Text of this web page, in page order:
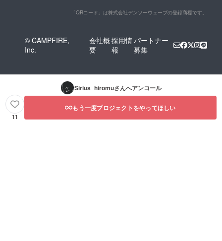
「QRコード」は株式会社デンソーウェーブの登録商標です。
© CAMPFIRE,
Inc.
会社概
要
採用情
報
パートナー
募集
Sirius_hiromuさんへアンコール
11
もう一度プロジェクトをやってほしい